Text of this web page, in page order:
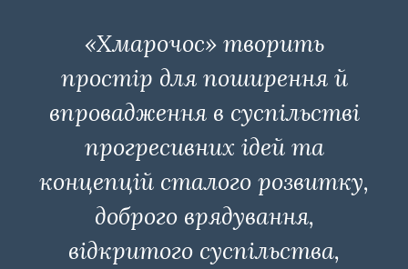
«Хмарочос» творить
простір для поширення й
впровадження в суспільстві
прогресивних ідей та
концепцій сталого розвитку,
доброго врядування,
відкритого суспільства,